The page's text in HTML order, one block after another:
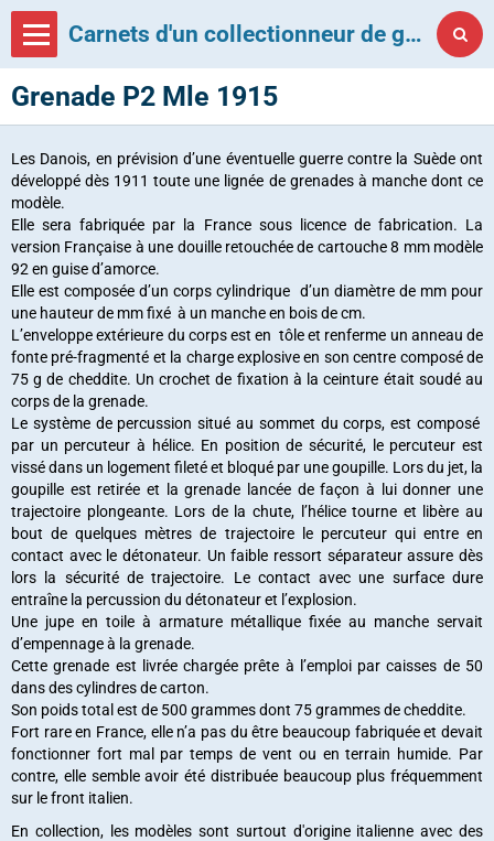
Carnets d'un collectionneur de grenades françaises
Grenade P2 Mle 1915
Les Danois, en prévision d’une éventuelle guerre contre la Suède ont
développé dès 1911 toute une lignée de grenades à manche dont ce
modèle.
Elle sera fabriquée par la France sous licence de fabrication. La
version Française à une douille retouchée de cartouche 8 mm modèle
92 en guise d’amorce.
Elle est composée d’un corps cylindrique d’un diamètre de mm pour
une hauteur de mm fixé à un manche en bois de cm.
L’enveloppe extérieure du corps est en tôle et renferme un anneau de
fonte pré-fragmenté et la charge explosive en son centre composé de
75 g de cheddite. Un crochet de fixation à la ceinture était soudé au
corps de la grenade.
Le système de percussion situé au sommet du corps, est composé
par un percuteur à hélice. En position de sécurité, le percuteur est
vissé dans un logement fileté et bloqué par une goupille. Lors du jet, la
goupille est retirée et la grenade lancée de façon à lui donner une
trajectoire plongeante. Lors de la chute, l’hélice tourne et libère au
bout de quelques mètres de trajectoire le percuteur qui entre en
contact avec le détonateur. Un faible ressort séparateur assure dès
lors la sécurité de trajectoire. Le contact avec une surface dure
entraîne la percussion du détonateur et l’explosion.
Une jupe en toile à armature métallique fixée au manche servait
d’empennage à la grenade.
Cette grenade est livrée chargée prête à l’emploi par caisses de 50
dans des cylindres de carton.
Son poids total est de 500 grammes dont 75 grammes de cheddite.
Fort rare en France, elle n’a pas du être beaucoup fabriquée et devait
fonctionner fort mal par temps de vent ou en terrain humide. Par
contre, elle semble avoir été distribuée beaucoup plus fréquemment
sur le front italien.
En collection, les modèles sont surtout d'origine italienne avec des